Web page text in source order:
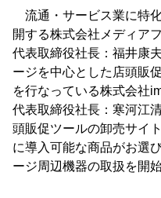
流通・サービス業に特
開する株式会社メディア
代表取締役社長：福井康
ージを中心とした店頭販
を行なっている株式会社
代表取締役社長：寒河江
頭販促ツールの卸売サイ
に導入可能な商品がお選
ージ周辺機器の取扱を開